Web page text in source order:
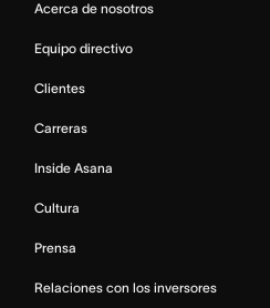
Acerca de nosotros
Equipo directivo
Clientes
Carreras
Inside Asana
Cultura
Prensa
Relaciones con los inversores